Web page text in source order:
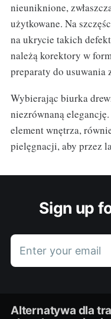
nieuniknione,
użytkowane. Na
na ukrycie takich
należą korektory w
preparaty do usuwania
Wybierając biurka
niezrównaną
element wnętrza,
pielęgnacji, aby przez
Sign up
Enter your email
Alternatywa dla